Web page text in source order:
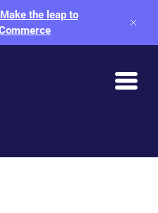
Make the leap to